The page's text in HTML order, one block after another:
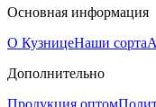
Основная информация
О КузницеНаши сорта
Дополнительно
Продукция оптом